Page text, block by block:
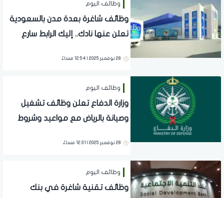
وظائف اليوم
وظائف شاغرة بعدة مدن بالسعودية
تعلن عنها نادك.. إليك الرابط سارع
28 نوفمبر 2025 | 12:54 مساءً
وظائف اليوم
وزارة الدفاع تعلن وظائف تشغيل
وصيانة بالرياض مع مواعيد وشروط
28 نوفمبر 2025 | 12:31 مساءً
وظائف اليوم
وظائف تقنية شاغرة في بنك